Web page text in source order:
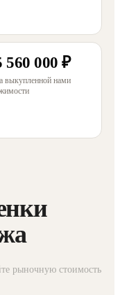
560 000 ₽
выкупленной нами
рыночную стоимость